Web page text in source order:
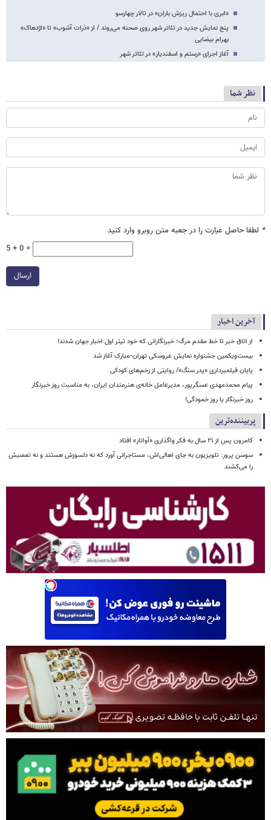
«ابری با احتمال ریزش باران» در تالار چهارسو
پنج نمایش جدید در تئاتر شهر روی صحنه می‌روند / از «ذرات آشوب» تا «اژدهاک»
بهرام بیضایی
آغاز اجرای «رستم و اسفندیار» در تئاتر شهر
نظر شما
* لطفا حاصل عبارت را در جعبه متن روبرو وارد کنید
5 + 0 =
ارسال
آخرین اخبار
از اتاق خبر تا خط مقدم مرگ؛ خبرنگارانی که خود تیتر اول اخبار جهان شدند!
بیست‌ویکمین جشنواره نمایش عروسکی تهران-مبارک آغاز شد
پایان فیلمبرداری «پدر سنگ»/ روایتی از زخم‌های کودکی
پیام محمدمهدی عسگرپور، مدیرعامل خانه‌ی هنرمندان ایران، به مناسبت روز خبرنگار
روز خبرنگار یا روز خمودگی!
پربیننده‌ترین
کامرون پس از ۲۱ سال به فکر واگذاری «آواتار» افتاد
سوسن پرور: تلویزیون به جای اهالی‌اش، مستاجرانی آورد که نه دلسوزش هستند و نه تعصبش
را می‌کشند